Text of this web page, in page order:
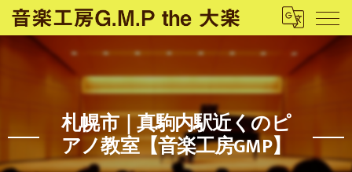
札幌市｜真駒内駅近くのピ
アノ教室【音楽工房GMP】